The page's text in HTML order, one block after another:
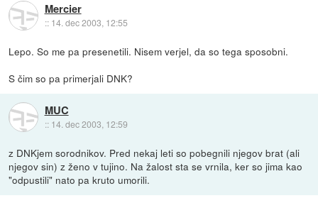
Mercier
:: 14. dec 2003, 12:55
Lepo. So me pa presenetili. Nisem verjel, da so tega sposobni.
S čim so pa primerjali DNK?
MUC
:: 14. dec 2003, 12:59
z DNKjem sorodnikov. Pred nekaj leti so pobegnili njegov brat (ali
njegov sin) z ženo v tujino. Na žalost sta se vrnila, ker so jima kao
"odpustili" nato pa kruto umorili.